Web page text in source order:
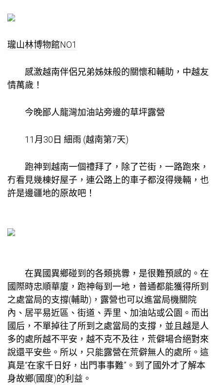
瓏山林博物館NO1
感激越南伴侶兄弟姊妹般的關懷和輔助，中越友
情萬歲！
今晚鄙人龍灣加油站旁邊的草坪露營
11月30日 細雨 (越南第7天)
跑神到越南一個禮拜了，除了芒街，一路跑來，
冇看見幾棟好屋子，連公路上的車子都沒得幾輛，也
許是邊疆地的原故吧！
在異國異鄉碰到的各類挑釁，是很難預感的。在
國際時忠順華廈 ，跑神每到一地，普通都能獲得所到
之處當局的支撐(輔助)，露營也可以進當局機關院
內、居平易近區、街道、弄里、加油站或公園。而出
國后，不單掉往了所到之處當局的支撐，並且越是人
多的處所越不平安，越不克不及往，荒僻場合絕對來
說還平安些。所以，只能露營在荒僻無人的處所。這
真是“在家千日好，出門事事難”。到了國外才了解本
身故鄉(國度)的利益。